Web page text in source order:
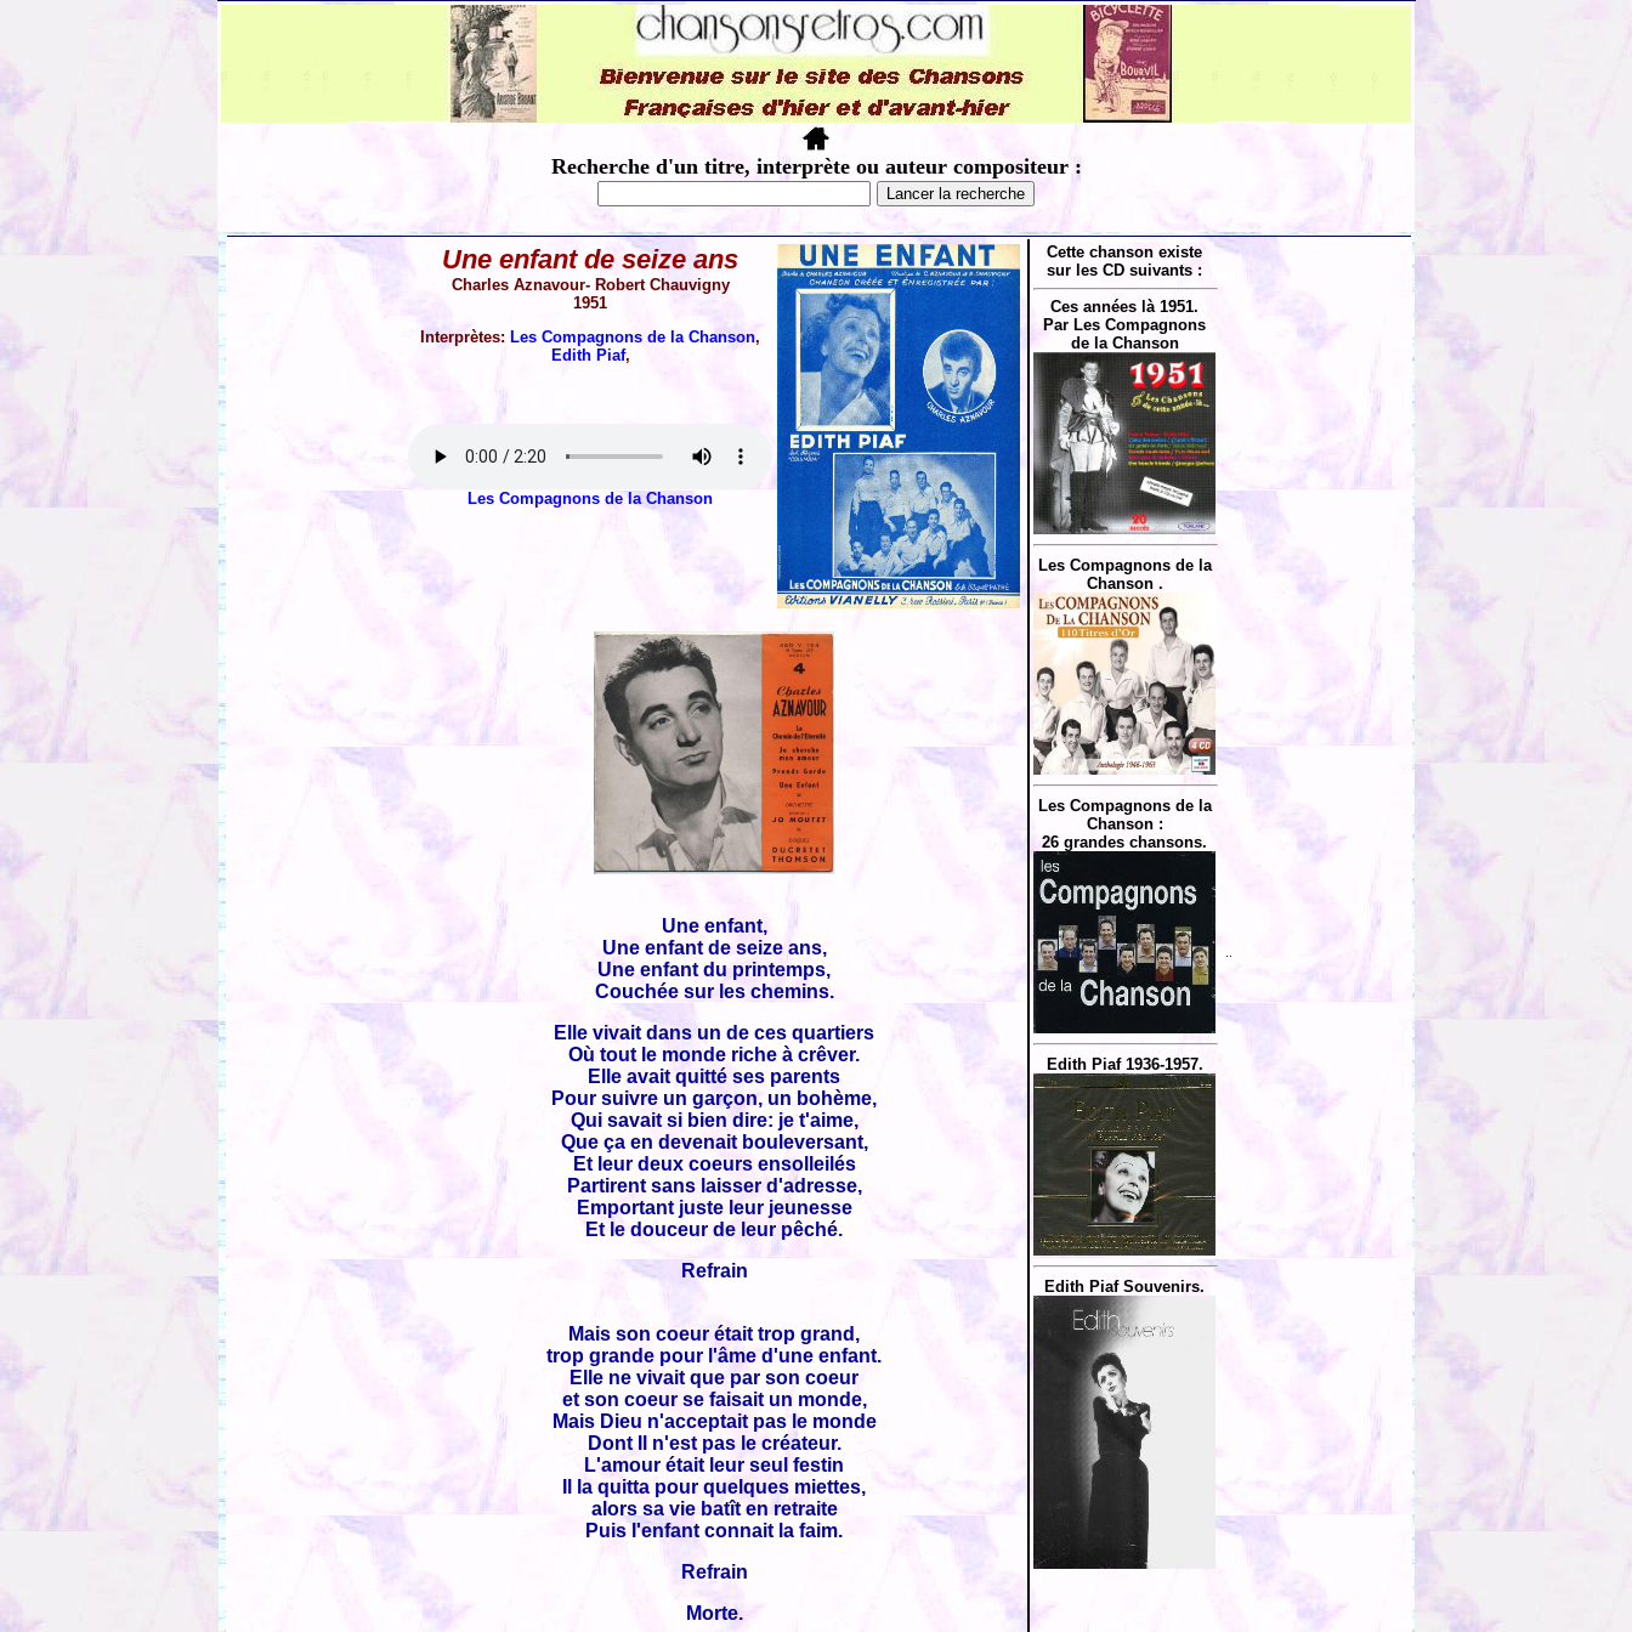
Recherche d'un titre, interprète ou auteur compositeur :
Une enfant de seize ans
Charles Aznavour- Robert Chauvigny
1951
Interprètes: Les Compagnons de la Chanson,
Edith Piaf,
Les Compagnons de la Chanson
Une enfant,
Une enfant de seize ans,
Une enfant du printemps,
Couchée sur les chemins.
Elle vivait dans un de ces quartiers
Où tout le monde riche à crêver.
Elle avait quitté ses parents
Pour suivre un garçon, un bohème,
Qui savait si bien dire: je t'aime,
Que ça en devenait bouleversant,
Et leur deux coeurs ensolleilés
Partirent sans laisser d'adresse,
Emportant juste leur jeunesse
Et le douceur de leur pêché.
Refrain
Mais son coeur était trop grand,
trop grande pour l'âme d'une enfant.
Elle ne vivait que par son coeur
et son coeur se faisait un monde,
Mais Dieu n'acceptait pas le monde
Dont Il n'est pas le créateur.
L'amour était leur seul festin
Il la quitta pour quelques miettes,
alors sa vie batît en retraite
Puis l'enfant connait la faim.
Refrain
Morte.
Cette chanson existe
sur les CD suivants :
Ces années là 1951.
Par Les Compagnons
de la Chanson
Les Compagnons de la
Chanson .
Les Compagnons de la
Chanson :
26 grandes chansons.
Edith Piaf 1936-1957.
Edith Piaf Souvenirs.